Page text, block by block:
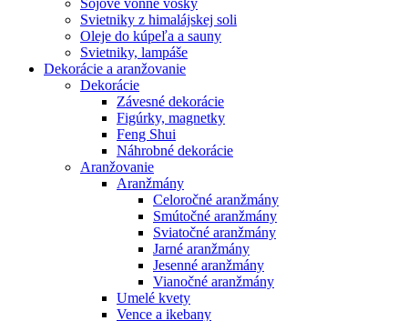
Sójové vonné vosky
Svietniky z himalájskej soli
Oleje do kúpeľa a sauny
Svietniky, lampáše
Dekorácie a aranžovanie
Dekorácie
Závesné dekorácie
Figúrky, magnetky
Feng Shui
Náhrobné dekorácie
Aranžovanie
Aranžmány
Celoročné aranžmány
Smútočné aranžmány
Sviatočné aranžmány
Jarné aranžmány
Jesenné aranžmány
Vianočné aranžmány
Umelé kvety
Vence a ikebany